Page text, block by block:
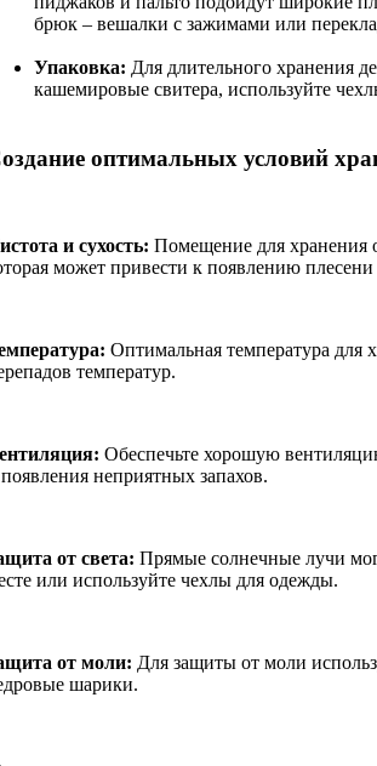
брюк – вешалки с зажимами или
Упаковка: Для длительного хранения
кашемировые свитера, используйте
оптимальных условий
и сухость: Помещение для хранения
может привести к появлению плесени
Оптимальная температура для
температур.
Обеспечьте хорошую
неприятных запахов.
от света: Прямые солнечные лучи
или используйте чехлы для одежды.
от моли: Для защиты от моли
шарики.